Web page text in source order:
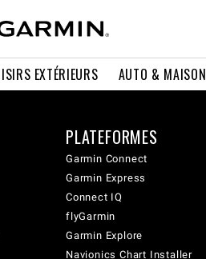
EXTÉRIEURS AUTO & MAISON
PLATEFORMES
Garmin Connect
Garmin Express
Connect IQ
flyGarmin
Garmin Explore
Navionics Chart Installer